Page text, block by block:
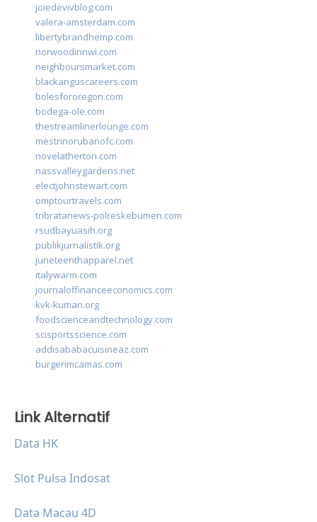
joiedevivblog.com
valera-amsterdam.com
libertybrandhemp.com
norwoodinnwi.com
neighboursmarket.com
blackanguscareers.com
bolesfororegon.com
bodega-ole.com
thestreamlinerlounge.com
mestrinorubanofc.com
novelatherton.com
nassvalleygardens.net
electjohnstewart.com
omptourtravels.com
tribratanews-polreskebumen.com
rsudbayuasih.org
publikjurnalistik.org
juneteenthapparel.net
italywarm.com
journaloffinanceeconomics.com
kvk-kumari.org
foodscienceandtechnology.com
scisportsscience.com
addisababacuisineaz.com
burgerimcamas.com
Link Alternatif
Data HK
Slot Pulsa Indosat
Data Macau 4D